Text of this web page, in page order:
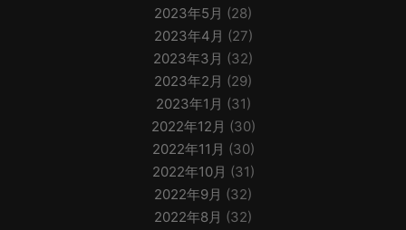
2023年5月 (28)
2023年4月 (27)
2023年3月 (32)
2023年2月 (29)
2023年1月 (31)
2022年12月 (30)
2022年11月 (30)
2022年10月 (31)
2022年9月 (32)
2022年8月 (32)